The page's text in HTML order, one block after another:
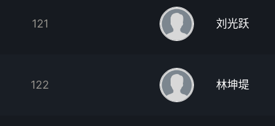
121 刘光跃
122 林坤堤